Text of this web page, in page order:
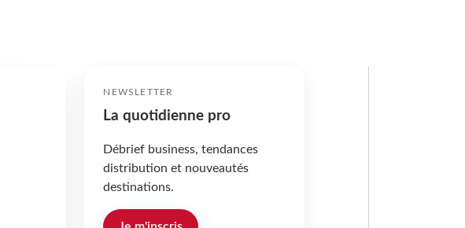
NEWSLETTER
La quotidienne pro
Débrief business, tendances
distribution et nouveautés
destinations.